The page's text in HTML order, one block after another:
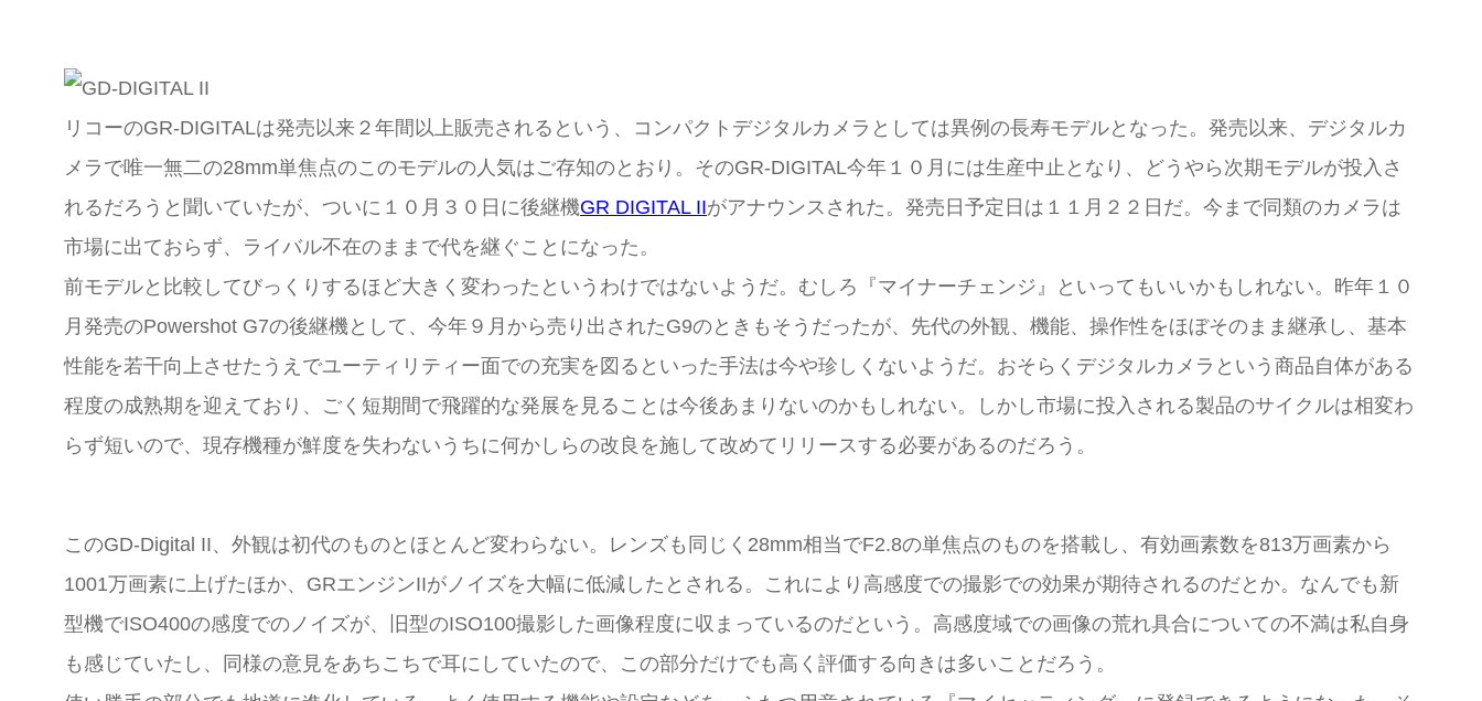
リコーのGR-DIGITALは発売以来２年間以上販売されるという、コンパクトデジタルカメラとしては異例の長寿モデルとなった。発売以来、デジタルカ
メラで唯一無二の28mm単焦点のこのモデルの人気はご存知のとおり。そのGR-DIGITAL今年１０月には生産中止となり、どうやら次期モデルが投入さ
れるだろうと聞いていたが、ついに１０月３０日に後継機GR DIGITAL IIがアナウンスされた。発売日予定日は１１月２２日だ。今まで同類のカメラは
市場に出ておらず、ライバル不在のままで代を継ぐことになった。
前モデルと比較してびっくりするほど大きく変わったというわけではないようだ。むしろ『マイナーチェンジ』といってもいいかもしれない。昨年１０
月発売のPowershot G7の後継機として、今年９月から売り出されたG9のときもそうだったが、先代の外観、機能、操作性をほぼそのまま継承し、基本
性能を若干向上させたうえでユーティリティー面での充実を図るといった手法は今や珍しくないようだ。おそらくデジタルカメラという商品自体がある
程度の成熟期を迎えており、ごく短期間で飛躍的な発展を見ることは今後あまりないのかもしれない。しかし市場に投入される製品のサイクルは相変わ
らず短いので、現存機種が鮮度を失わないうちに何かしらの改良を施して改めてリリースする必要があるのだろう。
このGD-Digital II、外観は初代のものとほとんど変わらない。レンズも同じく28mm相当でF2.8の単焦点のものを搭載し、有効画素数を813万画素から
1001万画素に上げたほか、GRエンジンIIがノイズを大幅に低減したとされる。これにより高感度での撮影での効果が期待されるのだとか。なんでも新
型機でISO400の感度でのノイズが、旧型のISO100撮影した画像程度に収まっているのだという。高感度域での画像の荒れ具合についての不満は私自身
も感じていたし、同様の意見をあちこちで耳にしていたので、この部分だけでも高く評価する向きは多いことだろう。